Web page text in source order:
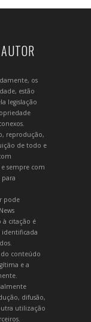
os
estão
legislação
reprodução,
de todo e
sempre com
para
pode
à citação é
conteúdo
e a
difusão,
utilização